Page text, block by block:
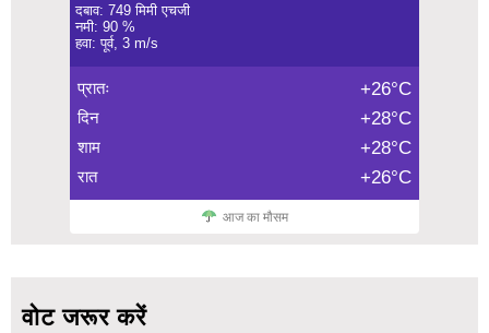
दबाव: 749 मिमी एचजी
नमी: 90 %
हवा: पूर्व, 3 m/s
प्रातः +26°C
दिन +28°C
शाम +28°C
रात +26°C
आज का मौसम
वोट जरूर करें